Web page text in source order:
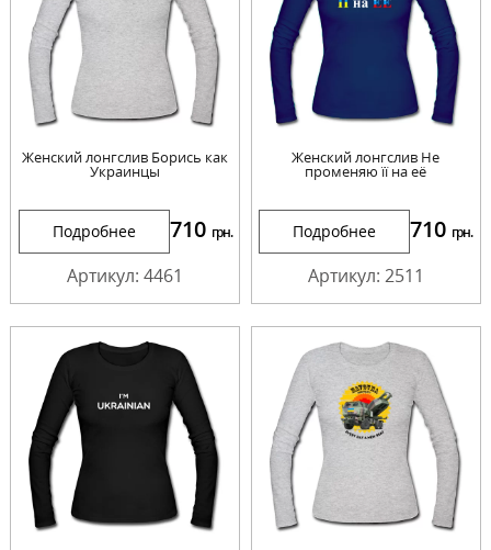
Женский лонгслив Борись как
Украинцы
Подробнее 710 грн.
Артикул: 4461
Женский лонгслив Не
променяю її на её
Подробнее 710 грн.
Артикул: 2511